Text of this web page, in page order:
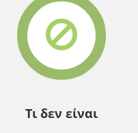
Τι δεν είναι